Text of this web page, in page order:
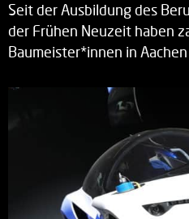
Seit der Ausbildung des
der Frühen Neuzeit haben
Baumeister*innen in